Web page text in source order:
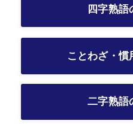
四字熟語
ことわざ・
二字熟語